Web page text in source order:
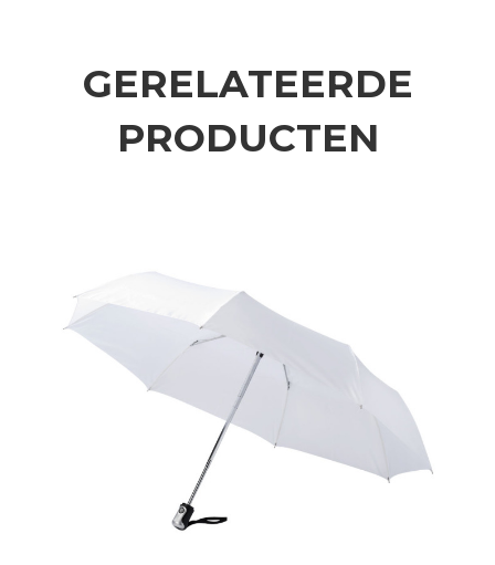
GERELATEERDE
PRODUCTEN